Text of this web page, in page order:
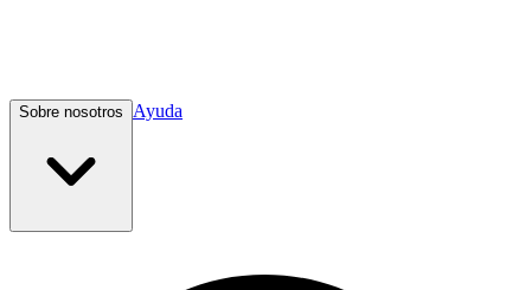
Sobre nosotros Ayuda